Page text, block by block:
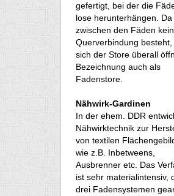
gefertigt, bei der die
lose herunterhängen. Da
zwischen den Fäden
Querverbindung besteht,
sich der Store überall
Bezeichnung auch als
Fadenstore.
Nähwirk-Gardinen
In der ehem. DDR
Nähwirktechnik zur
von textilen
wie z.B. Inbetweens,
Ausbrenner etc. Das
ist sehr materialintensiv,
drei Fadensystemen